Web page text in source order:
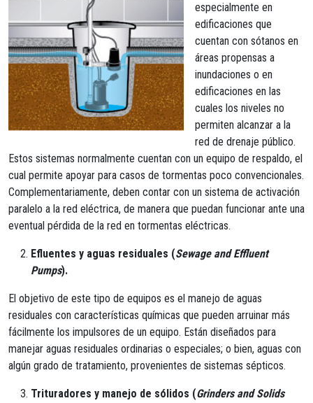
especialmente en
edificaciones que
cuentan con sótanos en
áreas propensas a
inundaciones o en
edificaciones en las
cuales los niveles no
permiten alcanzar a la
red de drenaje público.
Estos sistemas normalmente cuentan con un equipo de respaldo, el
cual permite apoyar para casos de tormentas poco convencionales.
Complementariamente, deben contar con un sistema de activación
paralelo a la red eléctrica, de manera que puedan funcionar ante una
eventual pérdida de la red en tormentas eléctricas.
Efluentes y aguas residuales (Sewage and Effluent
Pumps).
El objetivo de este tipo de equipos es el manejo de aguas
residuales con características químicas que pueden arruinar más
fácilmente los impulsores de un equipo. Están diseñados para
manejar aguas residuales ordinarias o especiales; o bien, aguas con
algún grado de tratamiento, provenientes de sistemas sépticos.
Trituradores y manejo de sólidos (Grinders and Solids